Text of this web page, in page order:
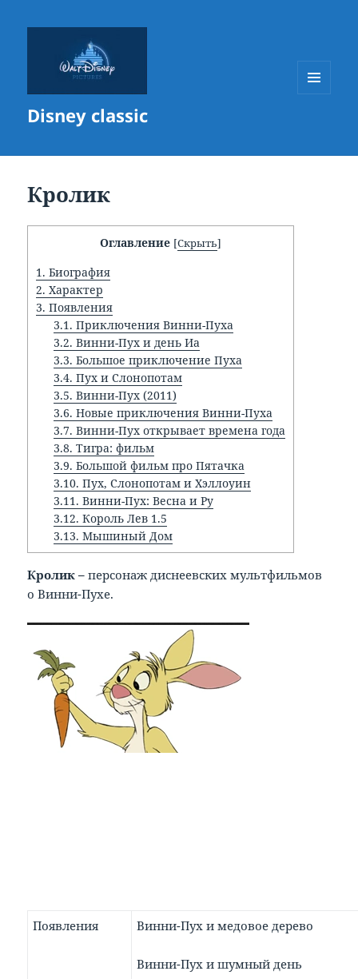
Disney classic
Кролик
Оглавление [Скрыть]
1. Биография
2. Характер
3. Появления
3.1. Приключения Винни-Пуха
3.2. Винни-Пух и день Иа
3.3. Большое приключение Пуха
3.4. Пух и Слонопотам
3.5. Винни-Пух (2011)
3.6. Новые приключения Винни-Пуха
3.7. Винни-Пух открывает времена года
3.8. Тигра: фильм
3.9. Большой фильм про Пятачка
3.10. Пух, Слонопотам и Хэллоуин
3.11. Винни-Пух: Весна и Ру
3.12. Король Лев 1.5
3.13. Мышиный Дом
Кролик –персонаж диснеевских мультфильмов
о Винни-Пухе.
Появления Винни-Пух и медовое дерево
Винни-Пух и шумный день